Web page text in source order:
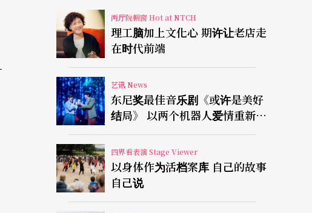
两厅院橱窗 Hot at NTCH
理工脑加上文化心 期许让老店走
在时代前端
艺讯 News
东尼奖最佳音乐剧《或许是美好
结局》 以两个机器人爱情重新凝
视有限人生
四界看表演 Stage Viewer
以身体作为活档案库 自己的故事
自己说